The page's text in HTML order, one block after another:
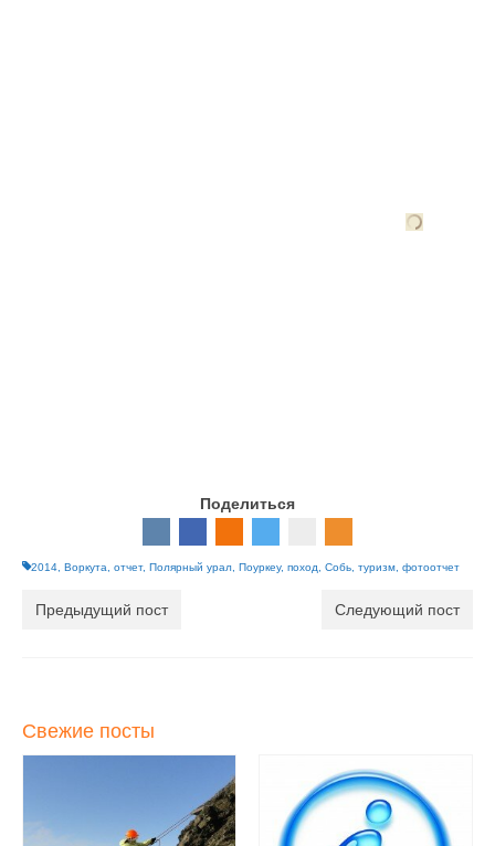
Поделиться
2014 Воркута отчет, Полярный урал Поуркеу, поход Собь туризм фотоотчет
Предыдущий пост Следующий пост
Свежие посты